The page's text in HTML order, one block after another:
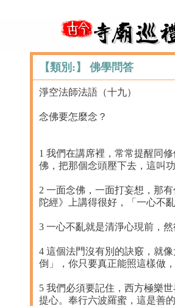
【類別:】 佛學問答
淨空法師法語（十九）
念佛要怎麼念？
1 我們在講席裡，常常提醒同
佛，把那個念頭壓下去，這叫功
2 一面念佛，一面打妄想，那
陀經》上講得很好，「一心不亂
3 一心不亂就是清淨心現前，
4 這個法門沒有別的訣竅，就
倒」，你只要真正能照這樣做
5 我們必須要記住，西方極樂
提心。奉行六波羅蜜，這是善